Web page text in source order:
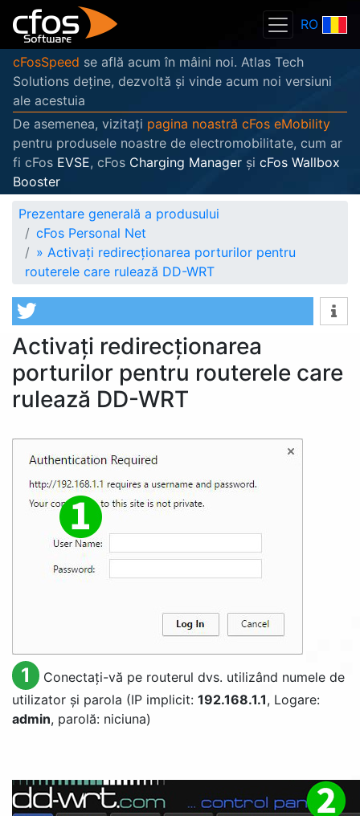
RO
cFosSpeed se află acum în mâini noi. Atlas Tech
Solutions deține, dezvoltă și vinde acum noi versiuni
ale acestuia
De asemenea, vizitați pagina noastră cFos eMobility
pentru produsele noastre de electromobilitate, cum ar
fi cFos EVSE, cFos Charging Manager și cFos Wallbox
Booster
Prezentare generală a produsului
cFos Personal Net
» Activați redirecționarea porturilor pentru
routerele care rulează DD-WRT
Activați redirecționarea
porturilor pentru routerele care
rulează DD-WRT
1
Conectați-vă pe routerul dvs. utilizând numele de
utilizator și parola (IP implicit: 192.168.1.1, Logare:
admin, parolă: niciuna)